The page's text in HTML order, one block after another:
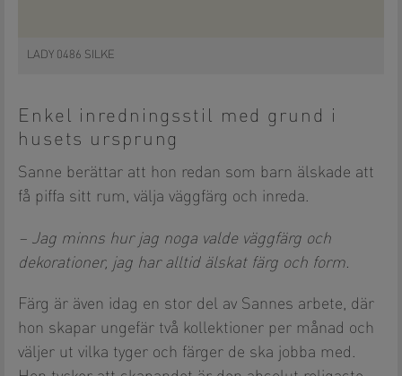
LADY 0486 SILKE
Enkel inredningsstil med grund i
husets ursprung
Sanne berättar att hon redan som barn älskade att
få piffa sitt rum, välja väggfärg och inreda.
– Jag minns hur jag noga valde väggfärg och
dekorationer, jag har alltid älskat färg och form.
Färg är även idag en stor del av Sannes arbete, där
hon skapar ungefär två kollektioner per månad och
väljer ut vilka tyger och färger de ska jobba med.